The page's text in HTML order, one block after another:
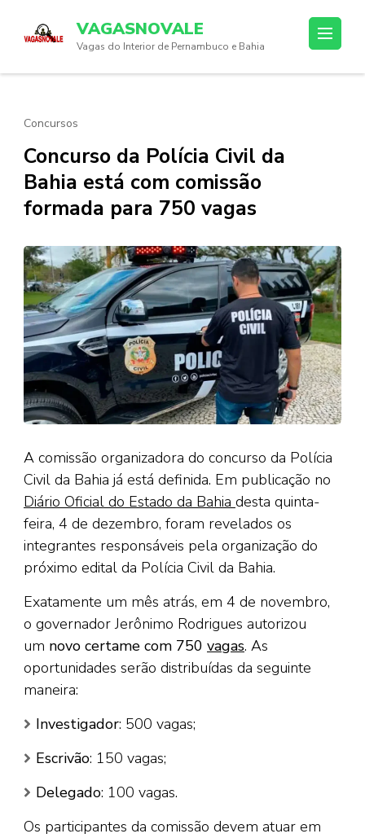
(Press
VAGASNOVALE
Vagas do Interior de Pernambuco e Bahia
Concursos
Concurso da Polícia Civil da
Bahia está com comissão
formada para 750 vagas
A comissão organizadora do concurso da Polícia
Civil da Bahia já está definida. Em publicação no
Diário Oficial do Estado da Bahia desta quinta-
feira, 4 de dezembro, foram revelados os
integrantes responsáveis pela organização do
próximo edital da Polícia Civil da Bahia.
Exatamente um mês atrás, em 4 de novembro,
o governador Jerônimo Rodrigues autorizou
um novo certame com 750 vagas. As
oportunidades serão distribuídas da seguinte
maneira:
Investigador: 500 vagas;
Escrivão: 150 vagas;
Delegado: 100 vagas.
Os participantes da comissão devem atuar em